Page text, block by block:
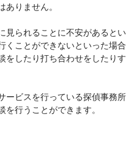
りません。
見られることに不安があるとい
くことができないといった場合
をしたり打ち合わせをしたりす
ービスを行っている探偵事務所
行うことができます。